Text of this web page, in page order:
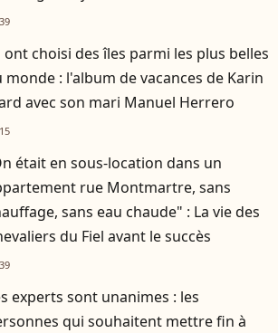
ont choisi des îles parmi les plus belles
monde : l'album de vacances de Karin
avec son mari Manuel Herrero
était en sous-location dans un
rue Montmartre, sans
sans eau chaude" : La vie des
du Fiel avant le succès
experts sont unanimes : les
qui souhaitent mettre fin à